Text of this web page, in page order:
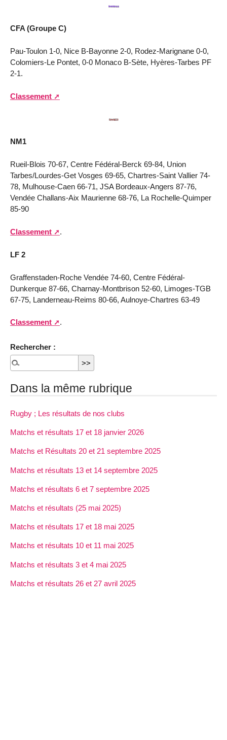
CFA (Groupe C)
Pau-Toulon 1-0, Nice B-Bayonne 2-0, Rodez-Marignane 0-0,
Colomiers-Le Pontet, 0-0 Monaco B-Sète, Hyères-Tarbes PF
2-1.
Classement
NM1
Rueil-Blois 70-67, Centre Fédéral-Berck 69-84, Union
Tarbes/Lourdes-Get Vosges 69-65, Chartres-Saint Vallier 74-
78, Mulhouse-Caen 66-71, JSA Bordeaux-Angers 87-76,
Vendée Challans-Aix Maurienne 68-76, La Rochelle-Quimper
85-90
Classement .
LF 2
Graffenstaden-Roche Vendée 74-60, Centre Fédéral-
Dunkerque 87-66, Charnay-Montbrison 52-60, Limoges-TGB
67-75, Landerneau-Reims 80-66, Aulnoye-Chartres 63-49
Classement .
Rechercher :
Dans la même rubrique
Rugby ; Les résultats de nos clubs
Matchs et résultats 17 et 18 janvier 2026
Matchs et Résultats 20 et 21 septembre 2025
Matchs et résultats 13 et 14 septembre 2025
Matchs et résultats 6 et 7 septembre 2025
Matchs et résultats (25 mai 2025)
Matchs et résultats 17 et 18 mai 2025
Matchs et résultats 10 et 11 mai 2025
Matchs et résultats 3 et 4 mai 2025
Matchs et résultats 26 et 27 avril 2025